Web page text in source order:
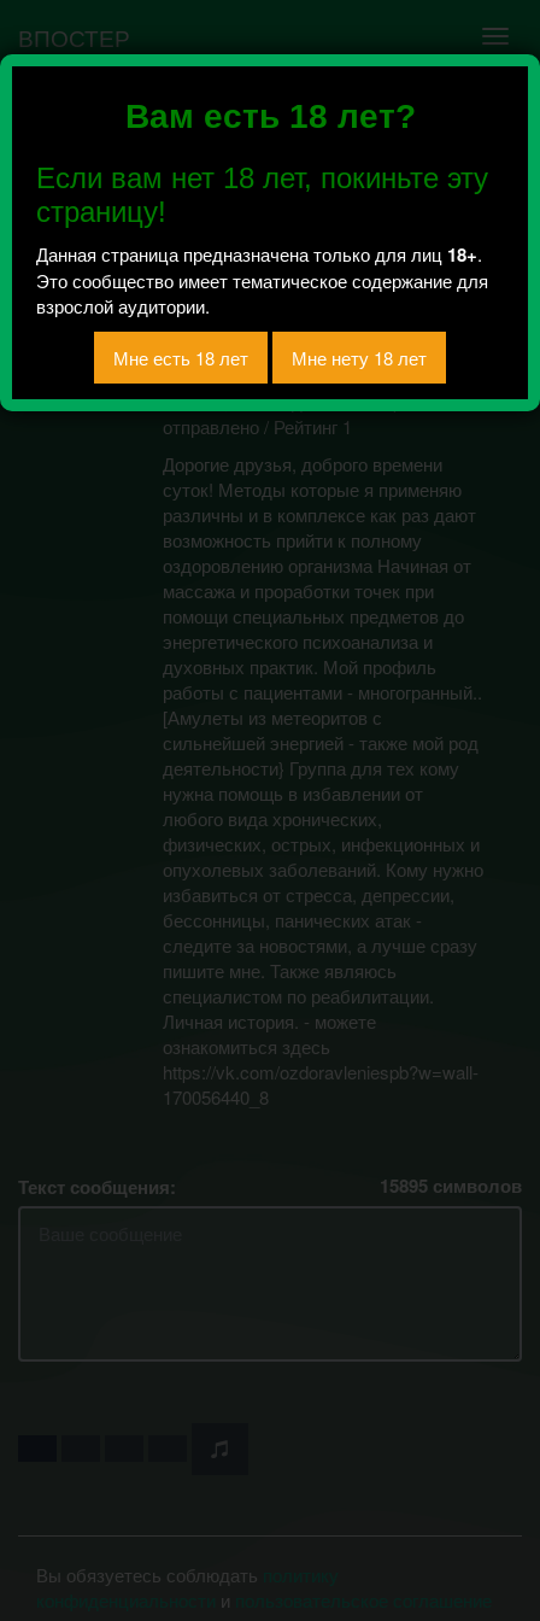
Вам есть 18 лет?
Если вам нет 18 лет, покиньте эту
страницу!
Данная страница предназначена только для лиц 18+.
Это сообщество имеет тематическое содержание для
взрослой аудитории.
ВПОСТЕР
Ошибка VK API #5
сообщества нужно авторизоваться на сервисе
повторно.
Смирнов Сергей.
СПБ. Комплексное
оздоровление.
Всего 2, за сегодня 0 сообщений
отправлено / Рейтинг 1
Дорогие друзья, доброго времени
суток! Методы которые я применяю
различны и в комплексе как раз дают
возможность прийти к полному
оздоровлению организма Начиная от
массажа и проработки точек при
помощи специальных предметов до
энергетического психоанализа и
духовных практик. Мой профиль
работы с пациентами - многогранный..
[Амулеты из метеоритов с
сильнейшей энергией - также мой род
деятельности} Группа для тех кому
нужна помощь в избавлении от
любого вида хронических,
физических, острых, инфекционных и
опухолевых заболеваний. Кому нужно
избавиться от стресса, депрессии,
бессонницы, панических атак -
следите за новостями, а лучше сразу
пишите мне. Также являюсь
специалистом по реабилитации.
Личная история. - можете
ознакомиться здесь
https://vk.com/ozdoravleniespb?w=wall-
170056440_8
Текст сообщения: 15895 символов
Вы обязуетесь соблюдать
и